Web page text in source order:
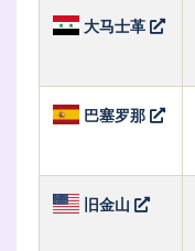
大马士革
巴塞罗那
旧金山